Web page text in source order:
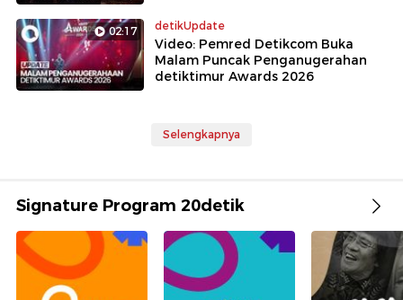
02:17 detikUpdate
Video: Pemred Detikcom Buka
Malam Puncak Penganugerahan
detiktimur Awards 2026
Selengkapnya
Signature Program 20detik